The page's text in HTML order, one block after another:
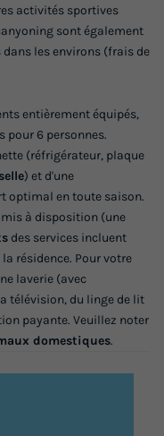
activités sportives
sont également
les environs (frais de
entièrement équipés,
pour 6 personnes.
(réfrigérateur, plaque
) et d'une
optimal en toute saison.
à disposition (une
des services incluent
la résidence. Pour votre
laverie (avec
télévision, du linge de lit
payante. Veuillez noter
domestiques.